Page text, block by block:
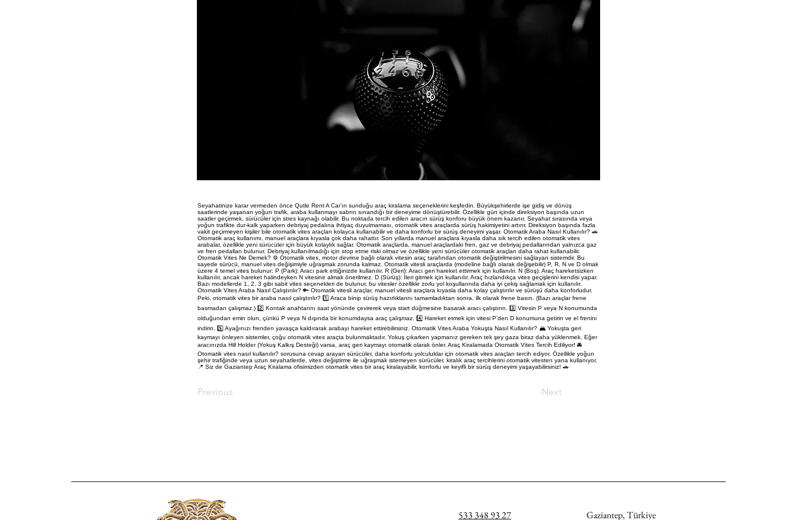
Seyahatinize karar vermeden önce Qutle Rent A Car’ın sunduğu araç kiralama seçeneklerini keşfedin. Büyükşehirlerde işe gidiş ve dönüş
saatlerinde yaşanan yoğun trafik, araba kullanmayı sabrın sınandığı bir deneyime dönüştürebilir. Özellikle gün içinde direksiyon başında uzun
saatler geçirmek, sürücüler için stres kaynağı olabilir. Bu noktada tercih edilen aracın sürüş konforu büyük önem kazanır. Seyahat sırasında veya
yoğun trafikte dur-kalk yaparken debriyaj pedalına ihtiyaç duyulmaması, otomatik vites araçlarda sürüş hakimiyetini artırır. Direksiyon başında fazla
vakit geçirmeyen kişiler bile otomatik vites araçları kolayca kullanabilir ve daha konforlu bir sürüş deneyimi yaşar. Otomatik Araba Nasıl Kullanılır? 🚗
Otomatik araç kullanımı, manuel araçlara kıyasla çok daha rahattır. Son yıllarda manuel araçlara kıyasla daha sık tercih edilen otomatik vites
arabalar, özellikle yeni sürücüler için büyük kolaylık sağlar. Otomatik araçlarda, manuel araçlardaki fren, gaz ve debriyaj pedallarından yalnızca gaz
ve fren pedalları bulunur. Debriyaj kullanılmadığı için stop etme riski olmaz ve özellikle yeni sürücüler otomatik araçları daha rahat kullanabilir.
Otomatik Vites Ne Demek? ⚙️ Otomatik vites, motor devrine bağlı olarak vitesin araç tarafından otomatik değiştirilmesini sağlayan sistemdir. Bu
sayede sürücü, manuel vites değişimiyle uğraşmak zorunda kalmaz. Otomatik vitesli araçlarda (modeline bağlı olarak değişebilir) P, R, N ve D olmak
üzere 4 temel vites bulunur: P (Park): Aracı park ettiğinizde kullanılır. R (Geri): Aracı geri hareket ettirmek için kullanılır. N (Boş): Araç hareketsizken
kullanılır, ancak hareket halindeyken N vitesine almak önerilmez. D (Sürüş): İleri gitmek için kullanılır. Araç hızlandıkça vites geçişlerini kendisi yapar.
Bazı modellerde 1, 2, 3 gibi sabit vites seçenekleri de bulunur, bu vitesler özellikle zorlu yol koşullarında daha iyi çekiş sağlamak için kullanılır.
Otomatik Vites Araba Nasıl Çalıştırılır? 🔑 Otomatik vitesli araçlar, manuel vitesli araçlara kıyasla daha kolay çalıştırılır ve sürüşü daha konforludur.
Peki, otomatik vites bir araba nasıl çalıştırılır? 1️⃣ Araca binip sürüş hazırlıklarını tamamladıktan sonra, ilk olarak frene basın. (Bazı araçlar frene
basmadan çalışmaz.) 2️⃣ Kontak anahtarını saat yönünde çevirerek veya start düğmesine basarak aracı çalıştırın. 3️⃣ Vitesin P veya N konumunda
olduğundan emin olun, çünkü P veya N dışında bir konumdaysa araç çalışmaz. 4️⃣ Hareket etmek için vitesi P’den D konumuna getirin ve el frenini
indirin. 5️⃣ Ayağınızı frenden yavaşça kaldırarak arabayı hareket ettirebilirsiniz. Otomatik Vites Araba Yokuşta Nasıl Kullanılır? 🏔️ Yokuşta geri
kaymayı önleyen sistemler, çoğu otomatik vites araçta bulunmaktadır. Yokuş çıkarken yapmanız gereken tek şey gaza biraz daha yüklenmek. Eğer
aracınızda Hill Holder (Yokuş Kalkış Desteği) varsa, araç geri kaymayı otomatik olarak önler. Araç Kiralamada Otomatik Vites Tercih Ediliyor! 🚘
Otomatik vites nasıl kullanılır? sorusuna cevap arayan sürücüler, daha konforlu yolculuklar için otomatik vites araçları tercih ediyor. Özellikle yoğun
şehir trafiğinde veya uzun seyahatlerde, vites değiştirme ile uğraşmak istemeyen sürücüler, kiralık araç tercihlerini otomatik vitesten yana kullanıyor.
📍 Siz de Gaziantep Araç Kiralama ofisimizden otomatik vites bir araç kiralayabilir, konforlu ve keyifli bir sürüş deneyimi yaşayabilirsiniz! 🚗
Previous Next
533 348 93 27
Gaziantep, Türkiye